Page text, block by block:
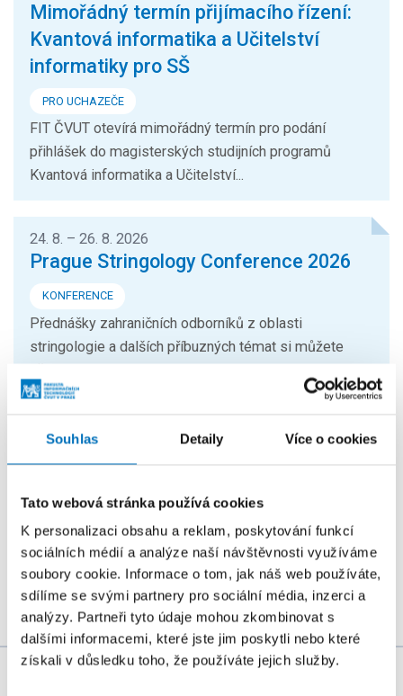
Souhlas Detaily Více o cookies
Tato webová stránka používá cookies
K personalizaci obsahu a reklam, poskytování funkcí
sociálních médií a analýze naší návštěvnosti využíváme
soubory cookie. Informace o tom, jak náš web používáte,
sdílíme se svými partnery pro sociální média, inzerci a
analýzy. Partneři tyto údaje mohou zkombinovat s
dalšími informacemi, které jste jim poskytli nebo které
získali v důsledku toho, že používáte jejich služby.
Mimořádný termín přijímacího řízení:
Kvantová informatika a Učitelství
informatiky pro SŠ
PRO UCHAZEČE
FIT ČVUT otevírá mimořádný termín pro podání
přihlášek do magisterských studijních programů
Kvantová informatika a Učitelství...
24. 8. – 26. 8. 2026
Prague Stringology Conference 2026
KONFERENCE
Přednášky zahraničních odborníků z oblasti
stringologie a dalších příbuzných témat si můžete
přijít poslechnout na mezinárodní...
26. 8. – 27. 8. 2026
řetězcových algoritmů na všech úrovních (starší,
mladší a zejména...